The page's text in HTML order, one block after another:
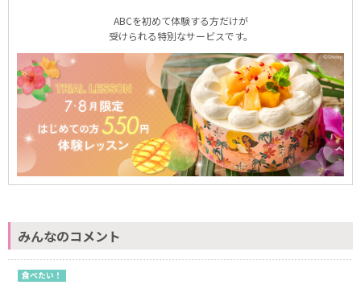
ABCを初めて体験する方だけが
受けられる特別なサービスです。
みんなのコメント
食べたい！